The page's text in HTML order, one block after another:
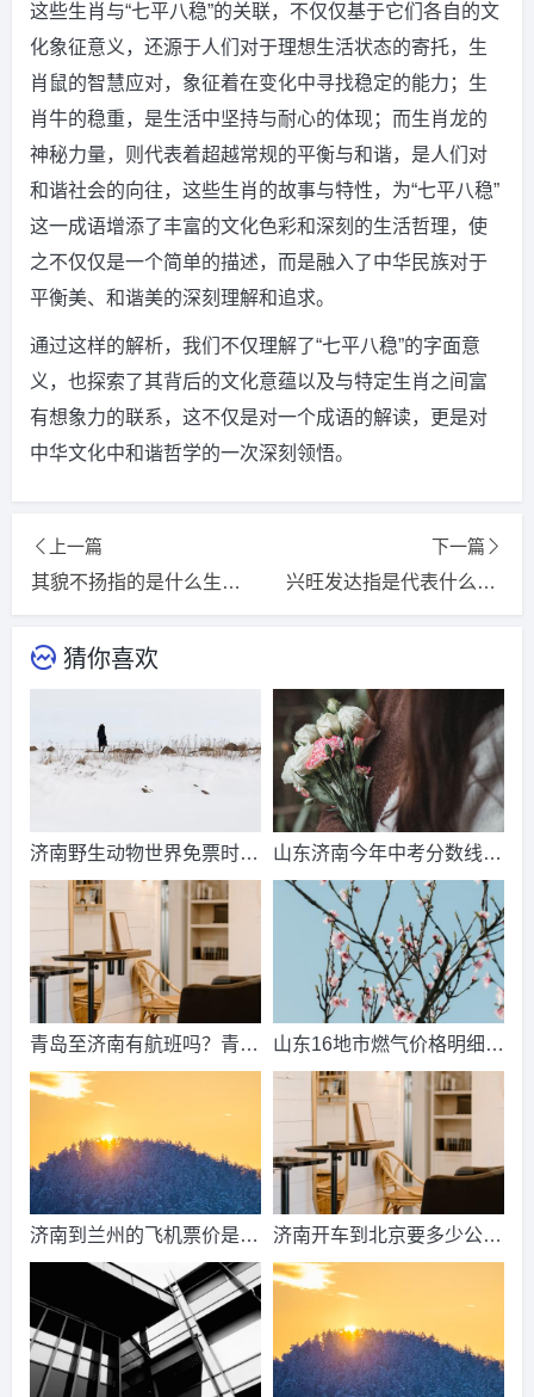
这些生肖与“七平八稳”的关联，不仅仅基于它们各自的文
化象征意义，还源于人们对于理想生活状态的寄托，生
肖鼠的智慧应对，象征着在变化中寻找稳定的能力；生
肖牛的稳重，是生活中坚持与耐心的体现；而生肖龙的
神秘力量，则代表着超越常规的平衡与和谐，是人们对
和谐社会的向往，这些生肖的故事与特性，为“七平八稳”
这一成语增添了丰富的文化色彩和深刻的生活哲理，使
之不仅仅是一个简单的描述，而是融入了中华民族对于
平衡美、和谐美的深刻理解和追求。
通过这样的解析，我们不仅理解了“七平八稳”的字面意
义，也探索了其背后的文化意蕴以及与特定生肖之间富
有想象力的联系，这不仅是对一个成语的解读，更是对
中华文化中和谐哲学的一次深刻领悟。
上一篇
其貌不扬指的是什么生肖，猜一词语释义解释落实
下一篇
兴旺发达指是代表什么生肖，词语精选释义解释
猜你喜欢
济南野生动物世界免票时
间？济南动物王国票价？
山东济南今年中考分数线出
来了吗？济南中考总分多
青岛至济南有航班吗？青岛
到济南的高铁票多钱？
山东16地市燃气价格明细？
2021山东天然气费收费标
济南到兰州的飞机票价是多
少？济南到兰州飞机要多
久？
济南开车到北京要多少公
里、时间、过路费、油钱？